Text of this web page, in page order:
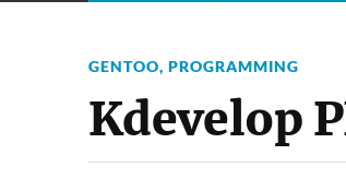
GENTOO, PROGRAMMING
Kdevelop